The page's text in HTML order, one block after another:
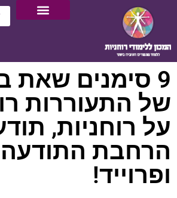
9 סימנים שאת
של התעוררות
על רוחניות,
הרחבת התודעה
ופרוייד!